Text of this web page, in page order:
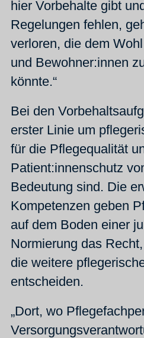
hier Vorbehalte gibt
Regelungen fehlen,
verloren, die dem
und Bewohner:innen
könnte.“
Bei den
erster Linie um
für die Pflegequalität
Patient:innenschutz
Bedeutung sind. Die
Kompetenzen geben
auf dem Boden einer
Normierung das
die weitere
entscheiden.
„Dort, wo